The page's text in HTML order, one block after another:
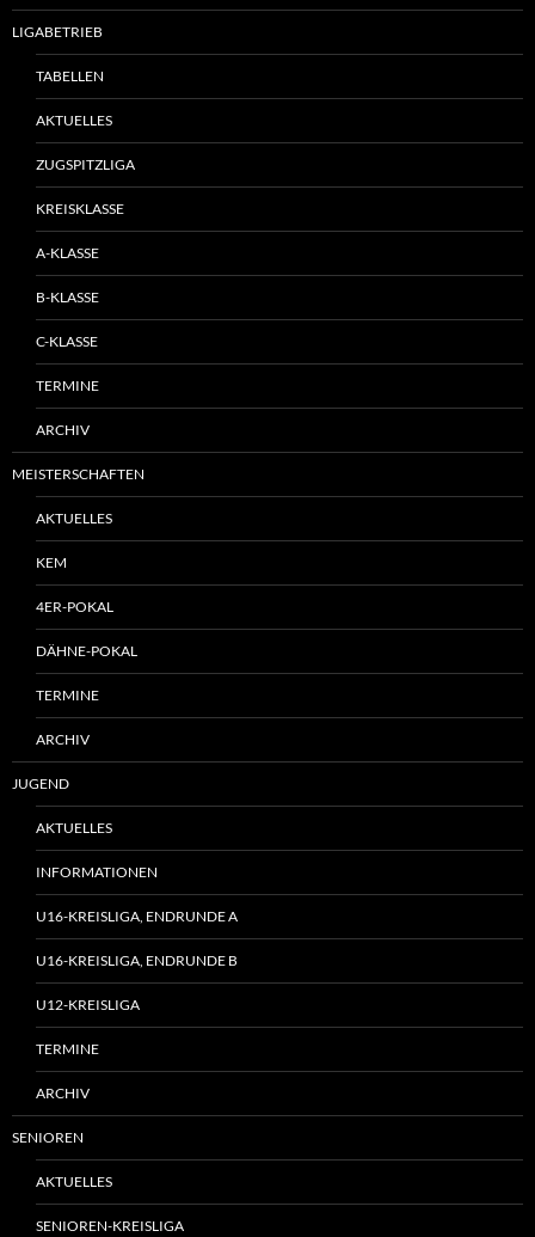
LIGABETRIEB
TABELLEN
AKTUELLES
ZUGSPITZLIGA
KREISKLASSE
A-KLASSE
B-KLASSE
C-KLASSE
TERMINE
ARCHIV
MEISTERSCHAFTEN
AKTUELLES
KEM
4ER-POKAL
DÄHNE-POKAL
TERMINE
ARCHIV
JUGEND
AKTUELLES
INFORMATIONEN
U16-KREISLIGA, ENDRUNDE A
U16-KREISLIGA, ENDRUNDE B
U12-KREISLIGA
TERMINE
ARCHIV
SENIOREN
AKTUELLES
SENIOREN-KREISLIGA